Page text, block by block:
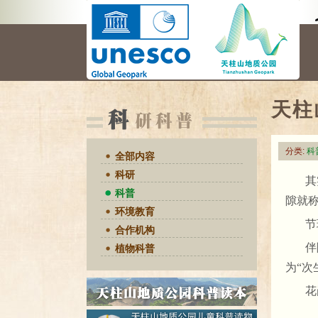
全部内容
科研
科普
环境教育
合作机构
植物科普
天
分类: 科
隙就
为“次